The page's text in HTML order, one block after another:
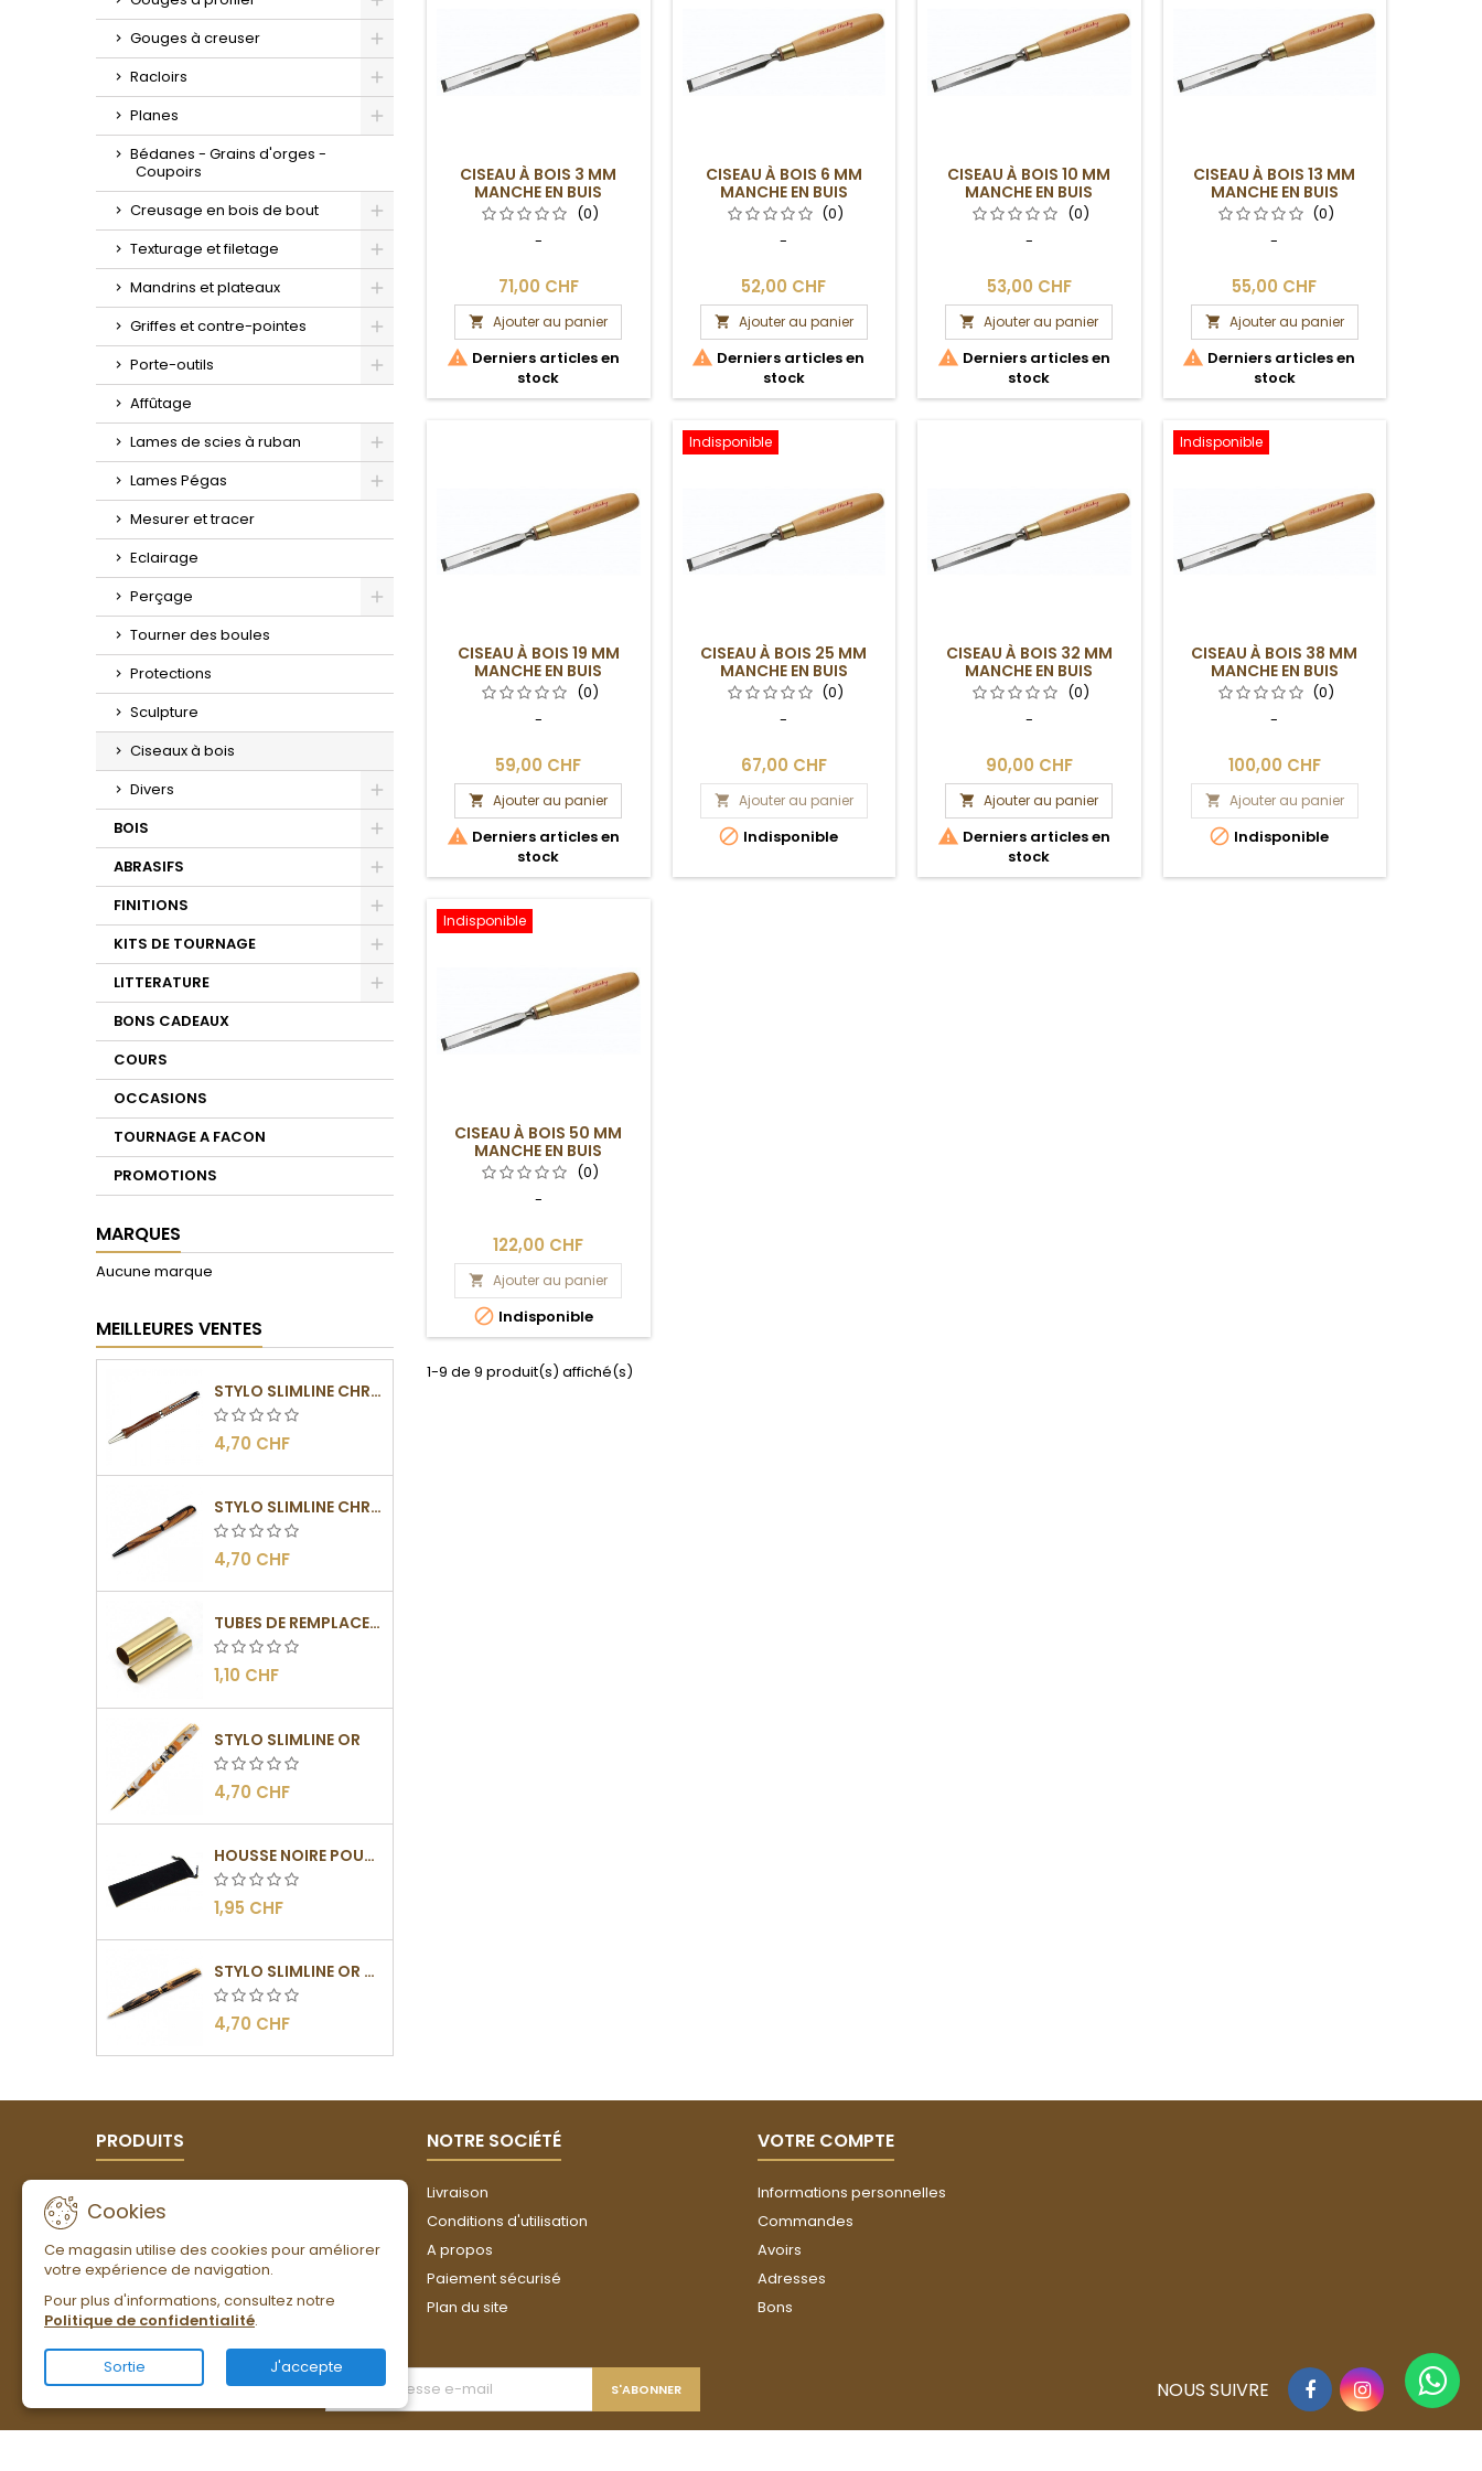
Gouges à creuser
Toggle
Racloirs
Planes
Bédanes - Grains d'orges -
Coupoirs
Creusage en bois de bout
Texturage et filetage
Mandrins et plateaux
Toggle
Griffes et contre-pointes
Toggle
Porte-outils
Affûtage
Lames de scies à ruban
Lames Pégas
Mesurer et tracer
Eclairage
Perçage
Tourner des boules
Protections
Sculpture
Ciseaux à bois
Divers
Toggle
BOIS
ABRASIFS
FINITIONS
Toggle
KITS DE TOURNAGE
LITTERATURE
BONS CADEAUX
COURS
OCCASIONS
TOURNAGE A FACON
PROMOTIONS
MARQUES
Aucune marque
MEILLEURES VENTES
STYLO SLIMLINE CHROMÉ
4,70 CHF
STYLO SLIMLINE CHROMÉ NOIR
4,70 CHF
TUBES DE REMPLACEMENT POUR MÉCANISME SLIMLINE
1,10 CHF
STYLO SLIMLINE OR
4,70 CHF
HOUSSE NOIRE POUR STYLO
1,95 CHF
STYLO SLIMLINE OR - BARRETTE PLATE
4,70 CHF
CISEAU À BOIS 3 MM
MANCHE EN BUIS
(0)
-
71,00 CHF
 Ajouter au panier
 Derniers articles en
stock
CISEAU À BOIS 6 MM
MANCHE EN BUIS
(0)
-
52,00 CHF
 Ajouter au panier
 Derniers articles en
stock
CISEAU À BOIS 10 MM
MANCHE EN BUIS
(0)
-
53,00 CHF
 Ajouter au panier
 Derniers articles en
stock
CISEAU À BOIS 13 MM
MANCHE EN BUIS
(0)
-
55,00 CHF
 Ajouter au panier
 Derniers articles en
stock
CISEAU À BOIS 19 MM
MANCHE EN BUIS
(0)
-
59,00 CHF
 Ajouter au panier
 Derniers articles en
stock
Indisponible
CISEAU À BOIS 25 MM
MANCHE EN BUIS
(0)
-
67,00 CHF
 Ajouter au panier
 Indisponible
CISEAU À BOIS 32 MM
MANCHE EN BUIS
(0)
-
90,00 CHF
 Ajouter au panier
 Derniers articles en
stock
Indisponible
CISEAU À BOIS 38 MM
MANCHE EN BUIS
(0)
-
100,00 CHF
 Ajouter au panier
 Indisponible
Indisponible
CISEAU À BOIS 50 MM
MANCHE EN BUIS
(0)
-
122,00 CHF
 Ajouter au panier
 Indisponible
1-9 de 9 produit(s) affiché(s)
PRODUITS
Nouveaux produits
Meilleures ventes
NOTRE SOCIÉTÉ
Livraison
Conditions d'utilisation
A propos
Paiement sécurisé
Plan du site
VOTRE COMPTE
Informations personnelles
Commandes
Avoirs
Adresses
Bons
Cookies
Ce magasin utilise des cookies pour améliorer
votre expérience de navigation.
Pour plus d'informations, consultez notre
Politique de confidentialité.
Sortie J'accepte
LETTRE D'INFORMATIONS FacebookInstagram
NOUS SUIVRE